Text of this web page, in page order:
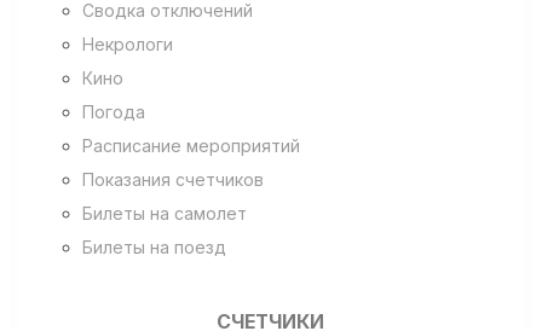
Сводка отключений
Некрологи
Кино
Погода
Расписание мероприятий
Показания счетчиков
Билеты на самолет
Билеты на поезд
СЧЕТЧИКИ